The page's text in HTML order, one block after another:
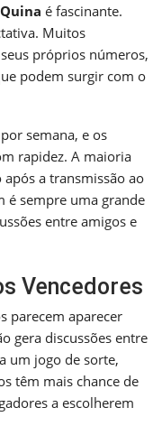
Quina é fascinante.
Muitos
próprios números,
podem surgir com o
semana, e os
rapidez. A maioria
a transmissão ao
é sempre uma grande
entre amigos e
Vencedores
parecem aparecer
gera discussões entre
um jogo de sorte,
têm mais chance de
a escolherem